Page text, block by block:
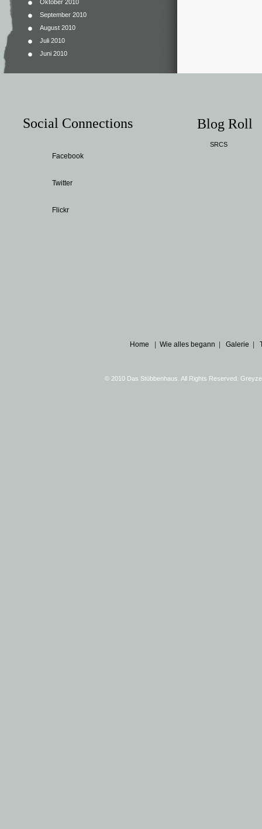
Oktober 2010
September 2010
August 2010
Juli 2010
Juni 2010
Social Connections
Facebook
Twitter
Flickr
Blog Roll
SRCS
Home |Wie alles begann |Galerie |
© 2010 Das Stübbenhaus. All Rights Reserved.